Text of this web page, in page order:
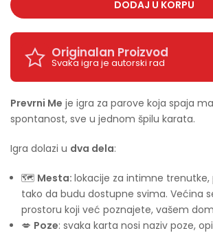
DODAJ U KORPU
Originalan Proizvod
Svaka igra je autorski rad
Prevrni Me je igra za parove koja spaja
spontanost, sve u jednom špilu karata.
Igra dolazi u dva dela:
🗺️ Mesta: lokacije za intimne trenutke,
tako da budu dostupne svima. Većina
prostoru koji već poznajete, vašem
💋 Poze: svaka karta nosi naziv poze,